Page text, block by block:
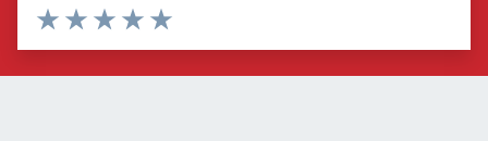
Valuta 5 stelle su 5
Valuta 4 stelle su 5
Valuta 3 stelle su 5
Valuta 2 stelle su 5
Valuta 1 stelle su 5